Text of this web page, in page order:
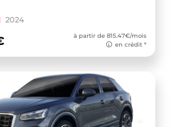
FOURGON
(1)
2024
à partir de 815.47€/mois
en crédit *